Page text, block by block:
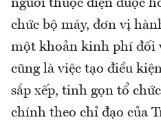
người thuộc diện được
chức bộ máy, đơn vị
một khoản kinh phí đối
cũng là việc tạo điều
sắp xếp, tinh gọn tổ
chính theo chỉ đạo của